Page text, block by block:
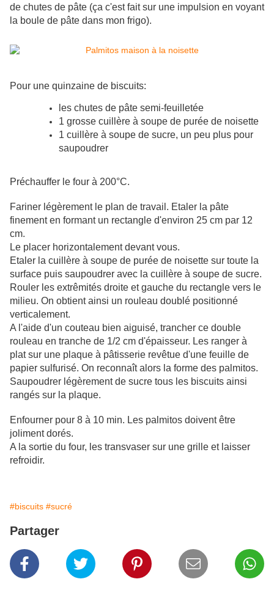
de chutes de pâte (ça c'est fait sur une impulsion en voyant
la boule de pâte dans mon frigo).
Pour une quinzaine de biscuits:
les chutes de pâte semi-feuilletée
1 grosse cuillère à soupe de purée de noisette
1 cuillère à soupe de sucre, un peu plus pour
saupoudrer
Préchauffer le four à 200°C.
Fariner légèrement le plan de travail. Etaler la pâte
finement en formant un rectangle d'environ 25 cm par 12
cm.
Le placer horizontalement devant vous.
Etaler la cuillère à soupe de purée de noisette sur toute la
surface puis saupoudrer avec la cuillère à soupe de sucre.
Rouler les extrêmités droite et gauche du rectangle vers le
milieu. On obtient ainsi un rouleau doublé positionné
verticalement.
A l'aide d'un couteau bien aiguisé, trancher ce double
rouleau en tranche de 1/2 cm d'épaisseur. Les ranger à
plat sur une plaque à pâtisserie revêtue d'une feuille de
papier sulfurisé. On reconnaît alors la forme des palmitos.
Saupoudrer légèrement de sucre tous les biscuits ainsi
rangés sur la plaque.
Enfourner pour 8 à 10 min. Les palmitos doivent être
joliment dorés.
A la sortie du four, les transvaser sur une grille et laisser
refroidir.
#biscuits #sucré
Partager